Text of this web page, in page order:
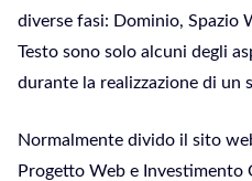
diverse fasi: Dominio, Spazio
Testo sono solo alcuni degli
durante la realizzazione di un
Normalmente divido il sito
Progetto Web e Investimento